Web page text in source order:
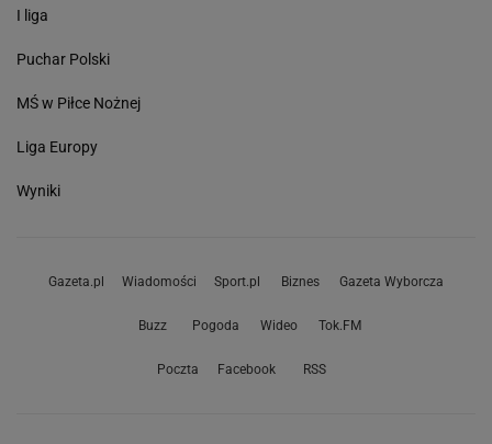
I liga
Puchar Polski
MŚ w Piłce Nożnej
Liga Europy
Wyniki
Gazeta.pl Wiadomości Sport.pl Biznes Gazeta Wyborcza
Buzz Pogoda Wideo Tok.FM
Poczta Facebook RSS